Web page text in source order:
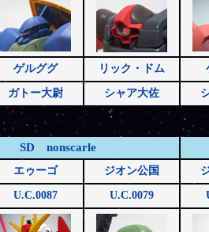
ゲルググ リック・ドム
ガトー大尉 シャア大佐
SD nonscarle
エゥーゴ ジオン公国
U.C.0087 U.C.0079